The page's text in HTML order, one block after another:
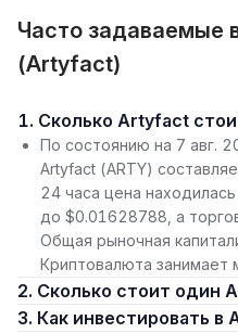
Часто задаваемые
(Artyfact)
1. Сколько Artyfact
По состоянию на 7 авг.
Artyfact (ARTY)
24 часа цена
до $0.01628788, а
Общая рыночная
Криптовалюта занимает
2. Сколько стоит один
3. Как инвестировать